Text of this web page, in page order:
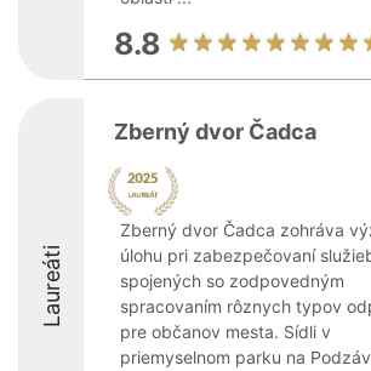
8.8
Laureáti
Zberný dvor Čadca
Zberný dvor Čadca zohráva
úlohu pri zabezpečovaní
spojených so zodpovedným
spracovaním rôznych typov
pre občanov mesta. Sídli v
priemyselnom parku na